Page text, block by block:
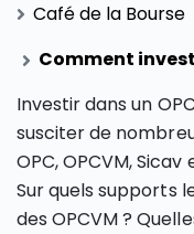
Café de la Bourse
Comment
Investir dans un
susciter de
OPC, OPCVM,
Sur quels supports
des OPCVM ?